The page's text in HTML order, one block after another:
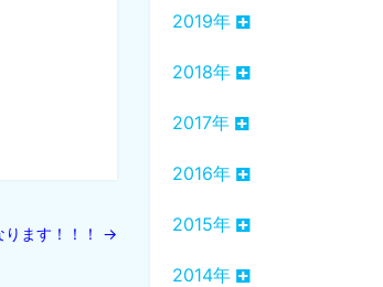
ます！！！ →
2019年
2018年
2017年
2016年
2015年
2014年